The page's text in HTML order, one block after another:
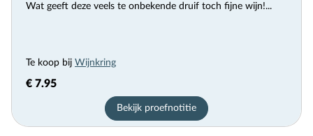
Wat geeft deze veels te onbekende druif toch fijne wijn!...
Te koop bij Wijnkring
€ 7.95
Bekijk proefnotitie